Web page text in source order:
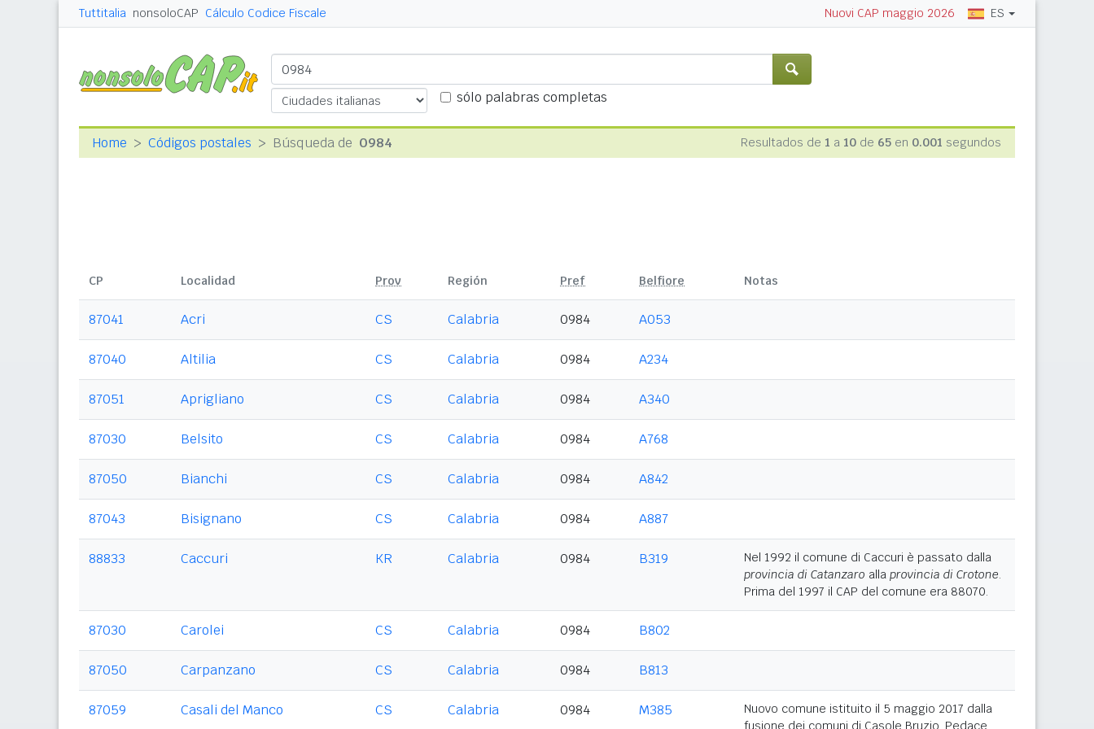
Tuttitalia nonsoloCAP Cálculo Codice Fiscale Nuovi CAP maggio 2026 ES
sólo palabras completas
Home Códigos postales Búsqueda de 0984 Resultados de 1 a 10 de 65 en 0.001 segundos
CP Localidad Prov Región Pref Belfiore Notas
87041 Acri CS Calabria 0984 A053
87040 Altilia CS Calabria 0984 A234
87051 Aprigliano CS Calabria 0984 A340
87030 Belsito CS Calabria 0984 A768
87050 Bianchi CS Calabria 0984 A842
87043 Bisignano CS Calabria 0984 A887
88833 Caccuri KR Calabria 0984 B319
Nel 1992 il comune di Caccuri è passato dalla
provincia di Catanzaro alla provincia di Crotone.
Prima del 1997 il CAP del comune era 88070.
87030 Carolei CS Calabria 0984 B802
87050 Carpanzano CS Calabria 0984 B813
87059 Casali del Manco CS Calabria 0984 M385
Nuovo comune istituito il 5 maggio 2017 dalla
fusione dei comuni di Casole Bruzio, Pedace,